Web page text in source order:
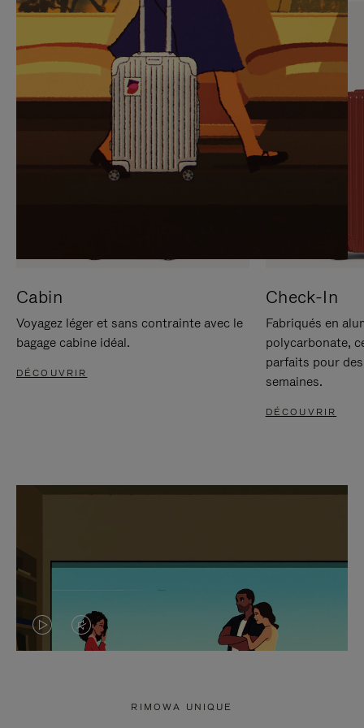
SUR
POUR
METTRE
PAUSE
VEUILLEZ
CLIQUER
POUR
RÉACTIVER
LE
SON
Cabin
Voyagez léger et sans contrainte avec le
bagage cabine idéal.
DÉCOUVRIR
Check-In
Fabriqués en
polycarbonate,
parfaits pour
semaines.
DÉCOUVRIR
LA LE
RIMOWA UNIQUE